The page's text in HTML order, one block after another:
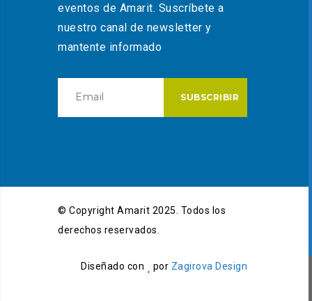
eventos de Amarit. Suscríbete a
nuestro canal de newsletter y
mantente informado
© Copyright Amarit 2025. Todos los
derechos reservados.
Diseñado con por Zagirova Design